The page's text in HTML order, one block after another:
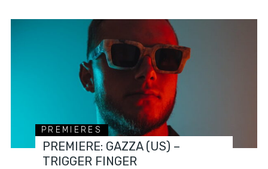
PREMIERES
PREMIERE: GAZZA (US) –
TRIGGER FINGER